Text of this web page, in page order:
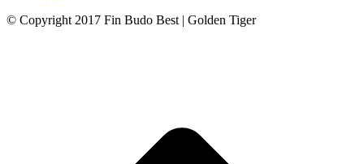
© Copyright 2017 Fin Budo Best | Golden Tiger